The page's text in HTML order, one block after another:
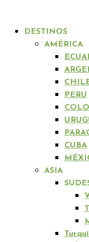
DESTINOS
AMÉRICA
PERU
CUBA
ASIA